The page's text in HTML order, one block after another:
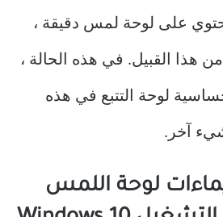
على لوحة لمس دقيقة ،
هذا القبيل. في هذه الحالة ،
لوحة التتبع في هذه
آخر.
لوحة اللمس